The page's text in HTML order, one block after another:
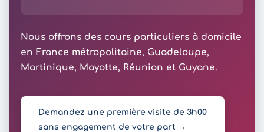
Nous offrons des cours particuliers à domicile
en France métropolitaine, Guadeloupe,
Martinique, Mayotte, Réunion et Guyane.
Demandez une première visite de 3h00
sans engagement de votre part →